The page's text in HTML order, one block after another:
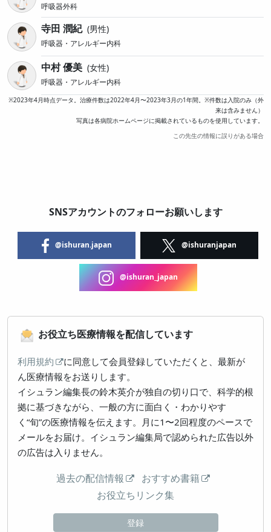
呼吸器外科
寺田 潤紀 男性
呼吸器・アレルギー内科
中村 優美 女性
呼吸器・アレルギー内科
※2023年4月時点データ。治療件数は2022年4月〜2023年3月の1年間。※件数は入院のみ（外
来は含みません）
写真は各病院ホームページに掲載されているものを使用しています。
この先生の情報に誤りがある場合
SNSアカウントのフォローお願いします
@ishuran.japan @ishuranjapan
@ishuran_japan
お役立ち医療情報を配信しています
利用規約
に同意して会員登録していただくと、最新が
ん医療情報をお送りします。
イシュラン編集長の鈴木英介が独自の切り口で、科学的根
拠に基づきながら、一般の方に面白く・わかりやす
く“旬”の医療情報を伝えます。月に1〜2回程度のペースで
メールをお届け。イシュラン編集局で認められた広告以外
の広告は入りません。
過去の配信情報
おすすめ書籍
お役立ちリンク集
登録